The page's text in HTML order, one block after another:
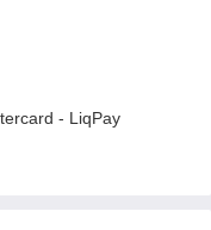
- LiqPay